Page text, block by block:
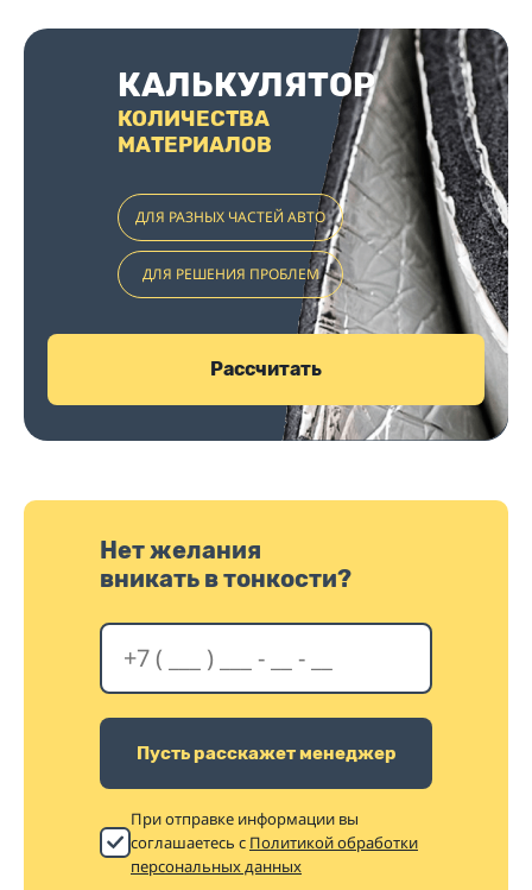
КАЛЬКУЛЯТОР
КОЛИЧЕСТВА
МАТЕРИАЛОВ
ДЛЯ РАЗНЫХ ЧАСТЕЙ АВТО
ДЛЯ РЕШЕНИЯ ПРОБЛЕМ
Рассчитать
Нет желания
вникать в тонкости?
Пусть расскажет менеджер
При отправке информации вы
соглашаетесь с Политикой обработки
персональных данных